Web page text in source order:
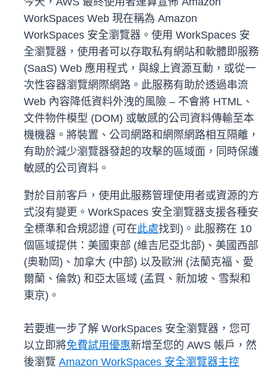
WorkSpaces Web 現在稱為 Amazon
WorkSpaces 安全瀏覽器。使用 WorkSpaces 安
全瀏覽器，使用者可以存取私有網站和軟體即服務
(SaaS) Web 應用程式，與線上資源互動，或從一
次性容器瀏覽網際網路。此服務有助於透過串流
Web 內容降低資料外洩的風險 – 不會將 HTML、
文件物件模型 (DOM) 或敏感的公司資料傳輸至本
機機器。將裝置、公司網路和網際網路相互隔離，
有助於減少瀏覽器發起的攻擊的區域面，同時保護
敏感的公司資料。
對於目前客戶，使用此服務管理使用者或資源的方
式沒有變更。WorkSpaces 安全瀏覽器支援各種安
全標準和合規認證 (可在此處找到)。此服務在 10
個區域提供：美國東部 (維吉尼亞北部)、美國西部
(奧勒岡)、加拿大 (中部) 以及歐洲 (法蘭克福、愛
爾蘭、倫敦) 和亞太區域 (孟買、新加坡、雪梨和
東京)。
若要進一步了解 WorkSpaces 安全瀏覽器，您可
以立即將免費試用優惠新增至您的 AWS 帳戶，然
後瀏覽 Amazon WorkSpaces 安全瀏覽器主控